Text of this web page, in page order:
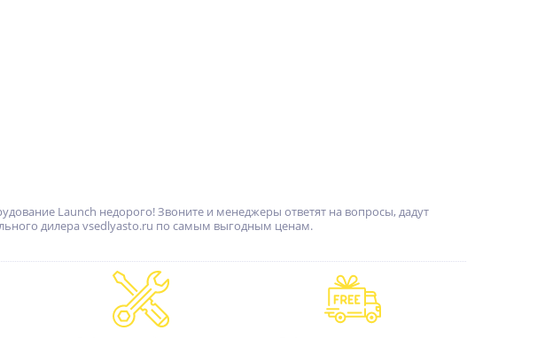
Launch недорого! Звоните и менеджеры ответят на вопросы, дадут
дилера vsedlyasto.ru по самым выгодным ценам.